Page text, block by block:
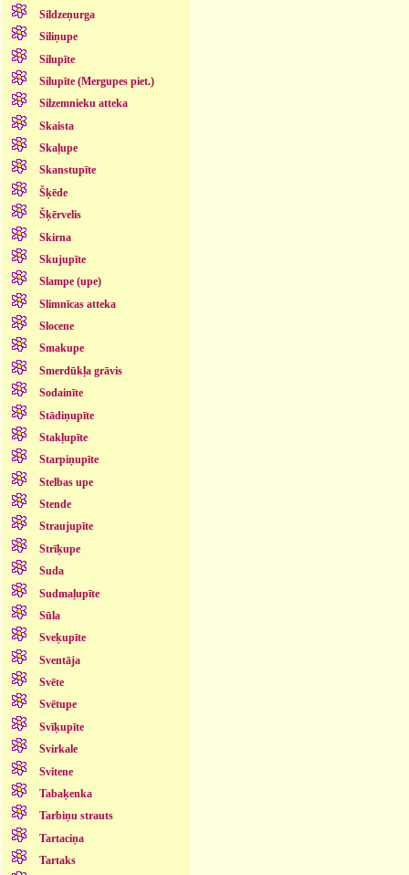
Sildzeņurga
Siliņupe
Silupīte
Silupīte (Mergupes piet.)
Silzemnieku atteka
Skaista
Skaļupe
Skanstupīte
Šķēde
Šķērvelis
Skirna
Skujupīte
Slampe (upe)
Slimnīcas atteka
Slocene
Smakupe
Smerdūkļa grāvis
Sodainīte
Stādiņupīte
Stakļupīte
Starpiņupīte
Stelbas upe
Stende
Straujupīte
Strīķupe
Suda
Sudmaļupīte
Sūla
Sveķupīte
Sventāja
Svēte
Svētupe
Svīķupīte
Svirkale
Svitene
Tabaķenka
Tarbiņu strauts
Tartaciņa
Tartaks